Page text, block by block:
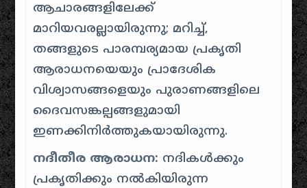
ആചാരങ്ങളിലേക്ക്
മാറിയവരല്ലായിരുന്നു; മറിച്ച്,
തങ്ങളുടെ പാരമ്പര്യമായ പ്രകൃതി
ആരാധനയെയും പ്രാദേശിക
വിശ്വാസങ്ങളെയും പുരാണങ്ങളിലെ
ദൈവസങ്കല്പങ്ങളുമായി
ഇണക്കിനിർത്തുകയായിരുന്നു.
നദീതീര ആരാധന: നദികൾക്കും
പ്രകൃതിക്കും നൽകിയിരുന്ന